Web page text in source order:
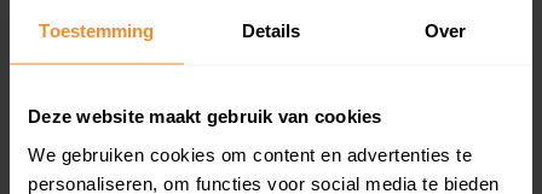
Toestemming Details Over
Deze website maakt gebruik van cookies
We gebruiken cookies om content en advertenties te
personaliseren, om functies voor social media te bieden
Een overzicht van alle verkochte woningen (koopsom
en koopdatum) binnen een postcodegebied. Dit